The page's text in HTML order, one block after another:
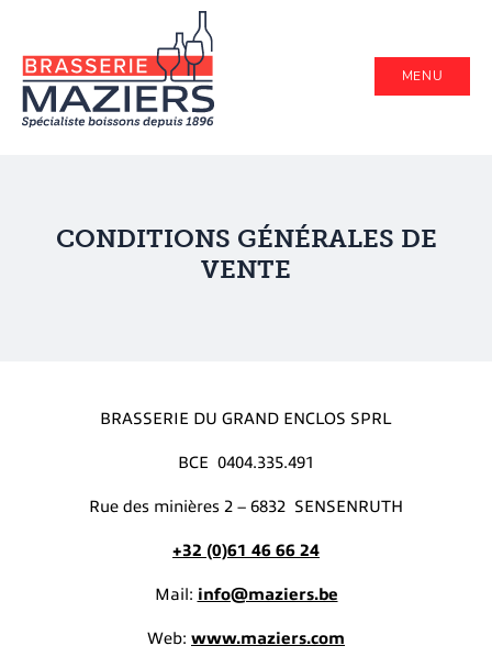
MENU
CONDITIONS GÉNÉRALES DE
VENTE
BRASSERIE DU GRAND ENCLOS SPRL
BCE 0404.335.491
Rue des minières 2 – 6832 SENSENRUTH
+32 (0)61 46 66 24
Mail: info@maziers.be
Web: www.maziers.com